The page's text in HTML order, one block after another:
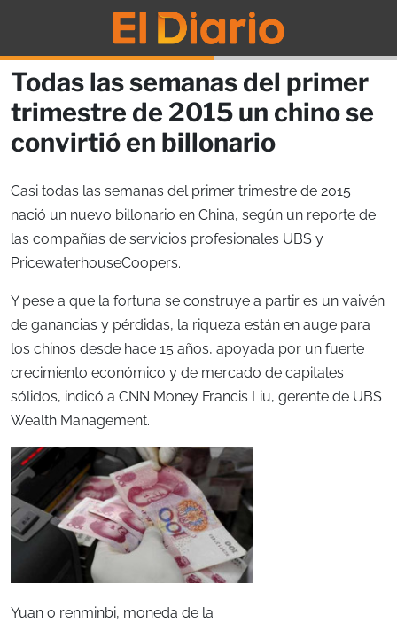
Todas las semanas del primer
trimestre de 2015 un chino se
convirtió en billonario
Casi todas las semanas del primer trimestre de 2015
nació un nuevo billonario en China, según un reporte de
las compañías de servicios profesionales UBS y
PricewaterhouseCoopers.
Y pese a que la fortuna se construye a partir es un vaivén
de ganancias y pérdidas, la riqueza están en auge para
los chinos desde hace 15 años, apoyada por un fuerte
crecimiento económico y de mercado de capitales
sólidos, indicó a CNN Money Francis Liu, gerente de UBS
Wealth Management.
Yuan o renminbi, moneda de la